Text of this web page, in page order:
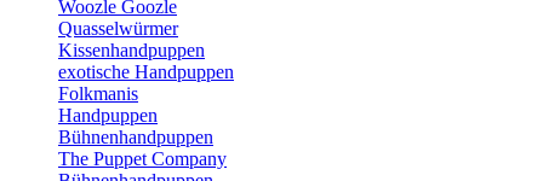
Woozle Goozle
Quasselwürmer
Kissenhandpuppen
exotische Handpuppen
Folkmanis
Handpuppen
Bühnenhandpuppen
The Puppet Company